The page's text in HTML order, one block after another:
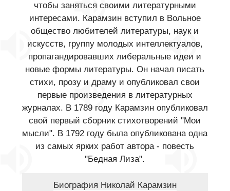
чтобы заняться своими литературными
интересами. Карамзин вступил в Вольное
общество любителей литературы, наук и
искусств, группу молодых интеллектуалов,
пропагандировавших либеральные идеи и
новые формы литературы. Он начал писать
стихи, прозу и драму и опубликовал свои
первые произведения в литературных
журналах. В 1789 году Карамзин опубликовал
свой первый сборник стихотворений "Мои
мысли". В 1792 году была опубликована одна
из самых ярких работ автора - повесть
"Бедная Лиза".
Биография Николай Карамзин